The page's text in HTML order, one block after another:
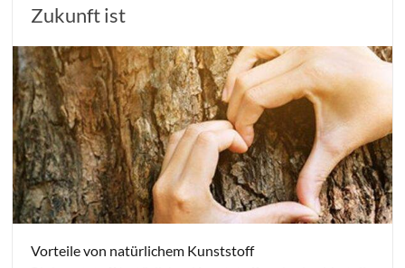
Zukunft ist
Vorteile von natürlichem Kunststoff